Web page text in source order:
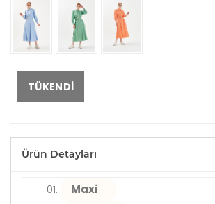
TÜKENDI
Ürün Detayları
Maxi